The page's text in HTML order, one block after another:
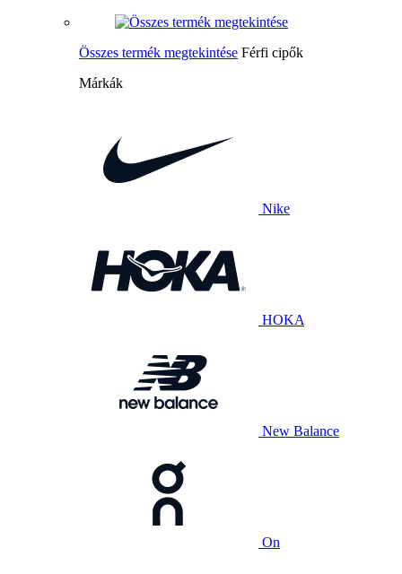
Összes termék megtekintése Férfi cipők
Márkák
Nike
HOKA
New Balance
On